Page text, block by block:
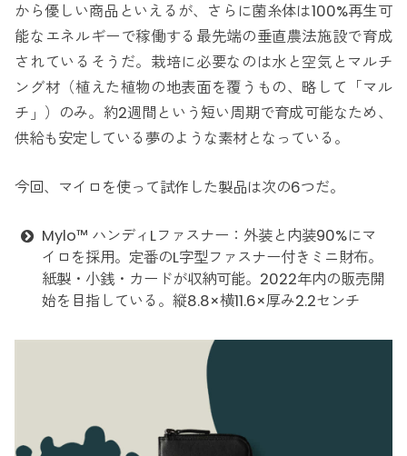
から優しい商品といえるが、さらに菌糸体は100%再生可
能なエネルギーで稼働する最先端の垂直農法施設で育成
されているそうだ。栽培に必要なのは水と空気とマルチ
ング材（植えた植物の地表面を覆うもの、略して「マル
チ」）のみ。約2週間という短い周期で育成可能なため、
供給も安定している夢のような素材となっている。
今回、マイロを使って試作した製品は次の6つだ。
Mylo™ ハンディLファスナー：外装と内装90%にマ
イロを採用。定番のL字型ファスナー付きミニ財布。
紙製・小銭・カードが収納可能。2022年内の販売開
始を目指している。縦8.8×横11.6×厚み2.2センチ